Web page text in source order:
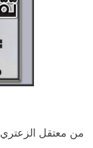
من معتقل الزعتري